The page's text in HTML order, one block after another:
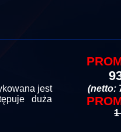
jest
duża
(netto:
1